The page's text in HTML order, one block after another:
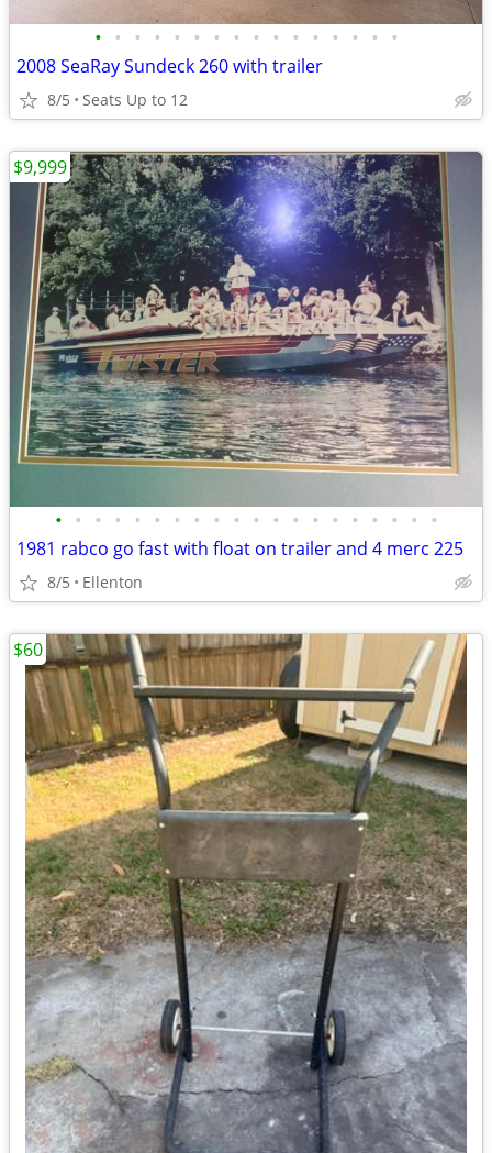
• • • • • • • • • • • • • • • •
2008 SeaRay Sundeck 260 with trailer
8/5 Seats Up to 12
• • • • • • • • • • • • • • • • • • • •
1981 rabco go fast with float on trailer and 4 merc 225
8/5 Ellenton
$9,999
$60